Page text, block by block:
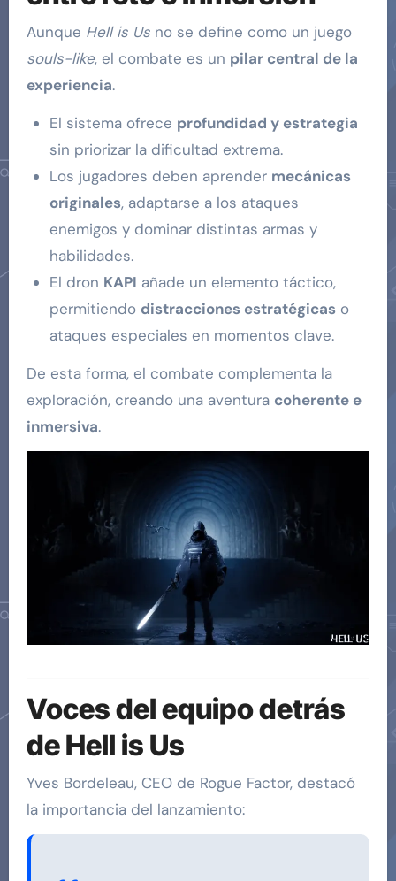
Aunque Hell is Usno se define como un juego
souls-like, el combate es un pilar central de la
experiencia.
El sistema ofrece profundidad y estrategia
sin priorizar la dificultad extrema.
Los jugadores deben aprender mecánicas
originales, adaptarse a los ataques
enemigos y dominar distintas armas y
habilidades.
El dron KAPI añade un elemento táctico,
permitiendo distracciones estratégicaso
ataques especiales en momentos clave.
De esta forma, el combate complementa la
exploración, creando una aventura coherente e
inmersiva.
Voces del equipo detrás
de Hell is Us
Yves Bordeleau, CEO de Rogue Factor, destacó
la importancia del lanzamiento: